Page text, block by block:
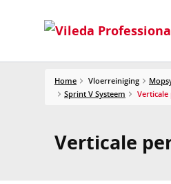
Home Vloerreiniging
Sprint V Systeem
Verticale
Verticale